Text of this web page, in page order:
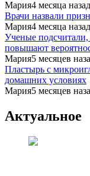
Мария4 месяца назад
Врачи назвали
Мария4 месяца назад
Ученые подсчитали,
повышают
Мария5 месяцев
Пластырь с
домашних условиях
Мария5 месяцев
Актуальное